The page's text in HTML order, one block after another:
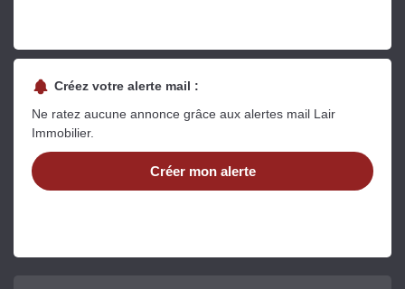
Créez votre alerte mail :
Ne ratez aucune annonce grâce aux alertes mail Lair
Immobilier.
Créer mon alerte